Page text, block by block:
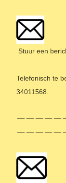
Stuur een
Telefonisch te
34011568.